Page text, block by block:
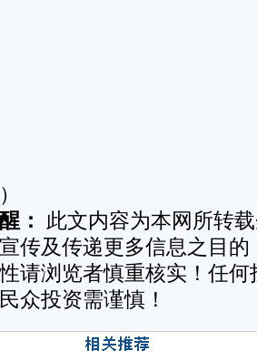
：
此文内容为本网所转
传及传递更多信息之目
请浏览者慎重核实！任
众投资需谨慎！